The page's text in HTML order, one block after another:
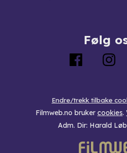
Følg
Endre/trekk tilbake
Filmweb.no bruker cookies.
Adm. Dir: Harald